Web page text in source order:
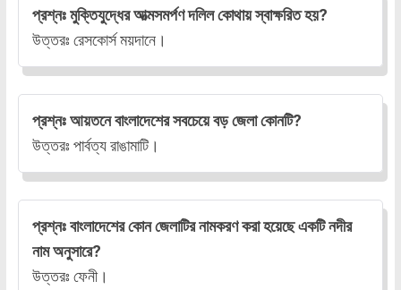
প্রশ্নঃ মুক্তিযুদ্ধের আত্মসমর্পণ দলিল কোথায় স্বাক্ষরিত হয়?
উত্তরঃ রেসকোর্স ময়দানে।
প্রশ্নঃ আয়তনে বাংলাদেশের সবচেয়ে বড় জেলা কোনটি?
উত্তরঃ পার্বত্য রাঙামাটি।
প্রশ্নঃ বাংলাদেশের কোন জেলাটির নামকরণ করা হয়েছে একটি নদীর
নাম অনুসারে?
উত্তরঃ ফেনী।